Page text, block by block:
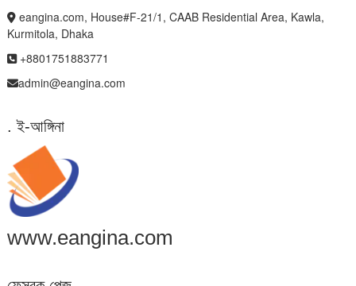
eangina.com, House#F-21/1, CAAB Residential Area, Kawla,
Kurmitola, Dhaka
+8801751883771
admin@eangina.com
. ই-আঙ্গিনা
www.eangina.com